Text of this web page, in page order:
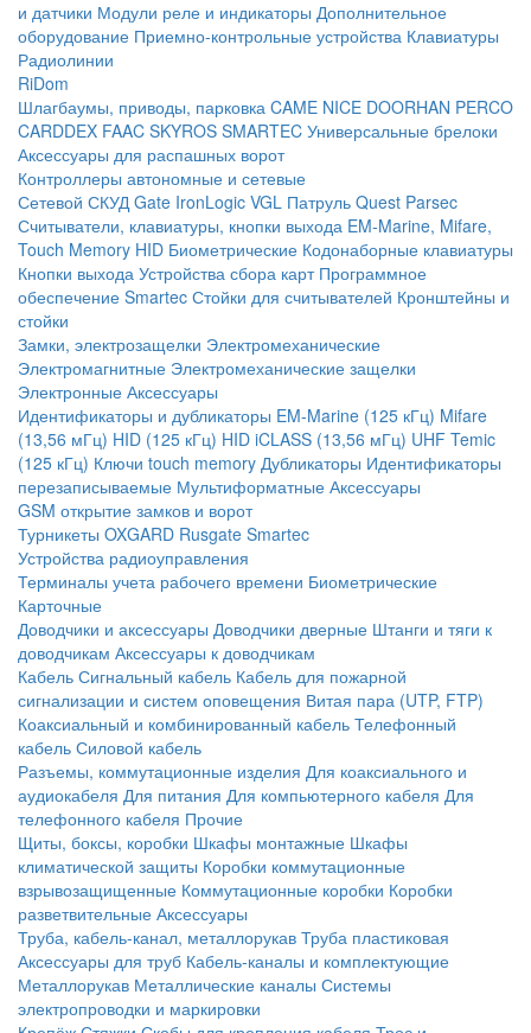
и датчики Модули реле и индикаторы Дополнительное
оборудование Приемно-контрольные устройства Клавиатуры
Радиолинии
RiDom
Шлагбаумы, приводы, парковка CAME NICE DOORHAN PERCO
CARDDEX FAAC SKYROS SMARTEC Универсальные брелоки
Аксессуары для распашных ворот
Контроллеры автономные и сетевые
Сетевой СКУД Gate IronLogic VGL Патруль Quest Parsec
Считыватели, клавиатуры, кнопки выхода EM-Marine, Mifare,
Touch Memory HID Биометрические Кодонаборные клавиатуры
Кнопки выхода Устройства сбора карт Программное
обеспечение Smartec Стойки для считывателей Кронштейны и
стойки
Замки, электрозащелки Электромеханические
Электромагнитные Электромеханические защелки
Электронные Аксессуары
Идентификаторы и дубликаторы EM-Marine (125 кГц) Mifare
(13,56 мГц) HID (125 кГц) HID iCLASS (13,56 мГц) UHF Temic
(125 кГц) Ключи touch memory Дубликаторы Идентификаторы
перезаписываемые Мультиформатные Аксессуары
GSM открытие замков и ворот
Турникеты OXGARD Rusgate Smartec
Устройства радиоуправления
Терминалы учета рабочего времени Биометрические
Карточные
Доводчики и аксессуары Доводчики дверные Штанги и тяги к
доводчикам Аксессуары к доводчикам
Кабель Сигнальный кабель Кабель для пожарной
сигнализации и систем оповещения Витая пара (UTP, FTP)
Коаксиальный и комбинированный кабель Телефонный
кабель Силовой кабель
Разъемы, коммутационные изделия Для коаксиального и
аудиокабеля Для питания Для компьютерного кабеля Для
телефонного кабеля Прочие
Щиты, боксы, коробки Шкафы монтажные Шкафы
климатической защиты Коробки коммутационные
взрывозащищенные Коммутационные коробки Коробки
разветвительные Аксессуары
Труба, кабель-канал, металлорукав Труба пластиковая
Аксессуары для труб Кабель-каналы и комплектующие
Металлорукав Металлические каналы Системы
электропроводки и маркировки